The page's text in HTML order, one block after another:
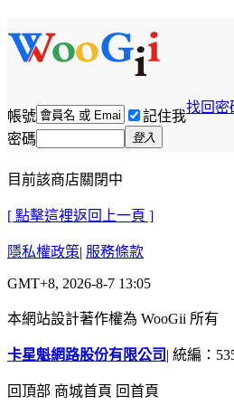
帳號 記住我
找回密
密碼 登入
目前該商店關閉中
[ 點擊這裡返回上一頁 ]
隱私權政策| 服務條款
GMT+8, 2026-8-7 13:05
本網站設計著作權為 WooGii 所有
卡星魁網路股份有限公司 | 統編：
回頂部 商城首頁 回首頁